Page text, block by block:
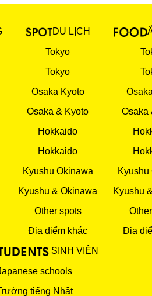
DU LỊCH
Tokyo
Tokyo
Osaka Kyoto
Osaka & Kyoto
Hokkaido
Hokkaido
Kyushu Okinawa
Kyushu & Okinawa
Other spots
Địa điểm khác
Osaka
Kyushu
Kyushu
Địa
SINH VIÊN
schools
tiếng Nhật